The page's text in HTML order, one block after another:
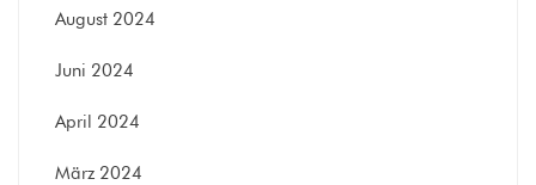
August 2024
Juni 2024
April 2024
März 2024